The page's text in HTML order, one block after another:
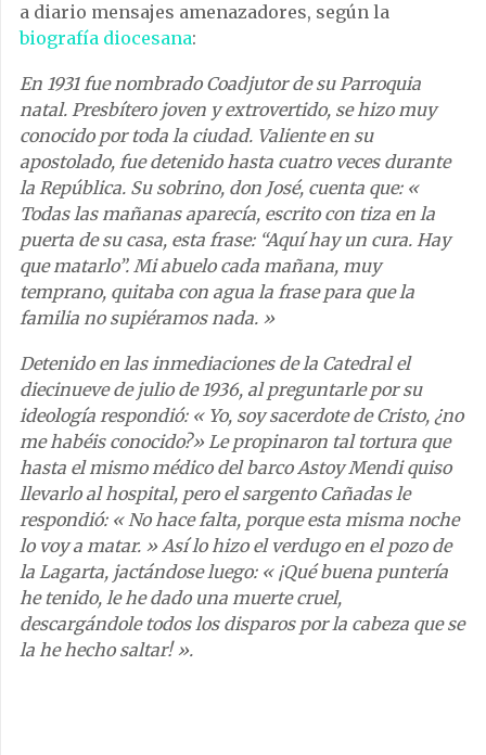
a diario mensajes amenazadores, según la
biografía diocesana:
En 1931 fue nombrado Coadjutor de su Parroquia
natal. Presbítero joven y extrovertido, se hizo muy
conocido por toda la ciudad. Valiente en su
apostolado, fue detenido hasta cuatro veces durante
la República. Su sobrino, don José, cuenta que: «
Todas las mañanas aparecía, escrito con tiza en la
puerta de su casa, esta frase: “Aquí hay un cura. Hay
que matarlo”. Mi abuelo cada mañana, muy
temprano, quitaba con agua la frase para que la
familia no supiéramos nada. »
Detenido en las inmediaciones de la Catedral el
diecinueve de julio de 1936, al preguntarle por su
ideología respondió: « Yo, soy sacerdote de Cristo, ¿no
me habéis conocido?» Le propinaron tal tortura que
hasta el mismo médico del barco Astoy Mendi quiso
llevarlo al hospital, pero el sargento Cañadas le
respondió: « No hace falta, porque esta misma noche
lo voy a matar. » Así lo hizo el verdugo en el pozo de
la Lagarta, jactándose luego: « ¡Qué buena puntería
he tenido, le he dado una muerte cruel,
descargándole todos los disparos por la cabeza que se
la he hecho saltar! ».